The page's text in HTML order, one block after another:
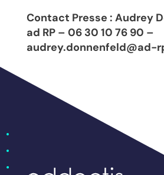
Contact Presse : Audrey
ad RP – 06 30 10 76 90 –
audrey.donnenfeld@ad-